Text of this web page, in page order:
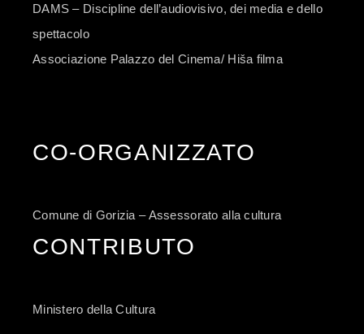
DAMS – Discipline dell’audiovisivo, dei media e dello
spettacolo
Associazione Palazzo del Cinema/ Hiša filma
CO-ORGANIZZATO
Comune di Gorizia – Assessorato alla cultura
CONTRIBUTO
Ministero della Cultura